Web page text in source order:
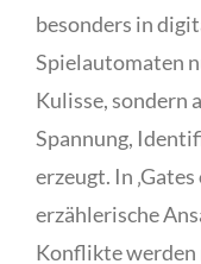
besonders in
Spielautomaten
Kulisse, sondern
Spannung,
erzeugt. In
erzählerische
Konflikte werden